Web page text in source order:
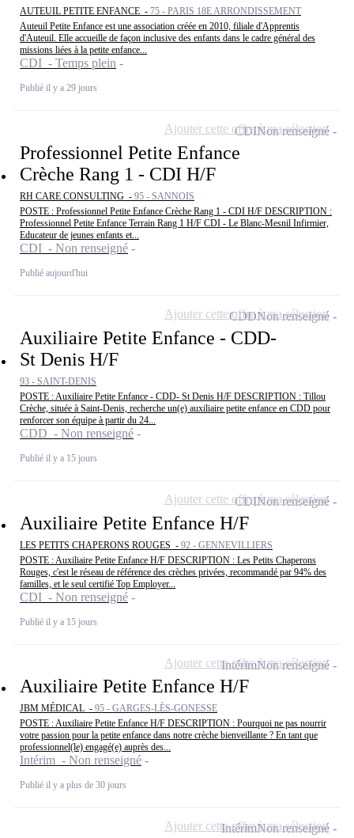
AUTEUIL PETITE ENFANCE - 75 - PARIS 18E ARRONDISSEMENT
Auteuil Petite Enfance est une association créée en 2010, filiale d'Apprentis
d'Auteuil. Elle accueille de façon inclusive des enfants dans le cadre général des
missions liées à la petite enfance...
CDI - Temps plein
Publié il y a 29 jours
Professionnel Petite Enfance
Crèche Rang 1 - CDI H/F
RH CARE CONSULTING - 95 - SANNOIS
POSTE : Professionnel Petite Enfance Crèche Rang 1 - CDI H/F DESCRIPTION :
Professionnel Petite Enfance Terrain Rang 1 H/F CDI - Le Blanc-Mesnil Infirmier,
Educateur de jeunes enfants et...
CDI - Non renseigné
Publié aujourd'hui
CDINon renseigné
Ajouter cette offre à ma sélection
Auxiliaire Petite Enfance - CDD-
St Denis H/F
93 - SAINT-DENIS
POSTE : Auxiliaire Petite Enfance - CDD- St Denis H/F DESCRIPTION : Tillou
Crèche, située à Saint-Denis, recherche un(e) auxiliaire petite enfance en CDD pour
renforcer son équipe à partir du 24...
CDD - Non renseigné
Publié il y a 15 jours
CDDNon renseigné
Ajouter cette offre à ma sélection
Auxiliaire Petite Enfance H/F
LES PETITS CHAPERONS ROUGES - 92 - GENNEVILLIERS
POSTE : Auxiliaire Petite Enfance H/F DESCRIPTION : Les Petits Chaperons
Rouges, c'est le réseau de référence des crèches privées, recommandé par 94% des
familles, et le seul certifié Top Employer...
CDI - Non renseigné
Publié il y a 15 jours
CDINon renseigné
Ajouter cette offre à ma sélection
Auxiliaire Petite Enfance H/F
JBM MÉDICAL - 95 - GARGES-LÈS-GONESSE
POSTE : Auxiliaire Petite Enfance H/F DESCRIPTION : Pourquoi ne pas nourrir
votre passion pour la petite enfance dans notre crèche bienveillante ? En tant que
professionnel(le) engagé(e) auprès des...
Intérim - Non renseigné
Publié il y a plus de 30 jours
IntérimNon renseigné
Ajouter cette offre à ma sélection
IntérimNon renseigné
Ajouter cette offre à ma sélection